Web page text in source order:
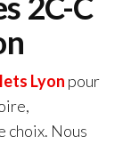
Lyon pour
choix. Nous